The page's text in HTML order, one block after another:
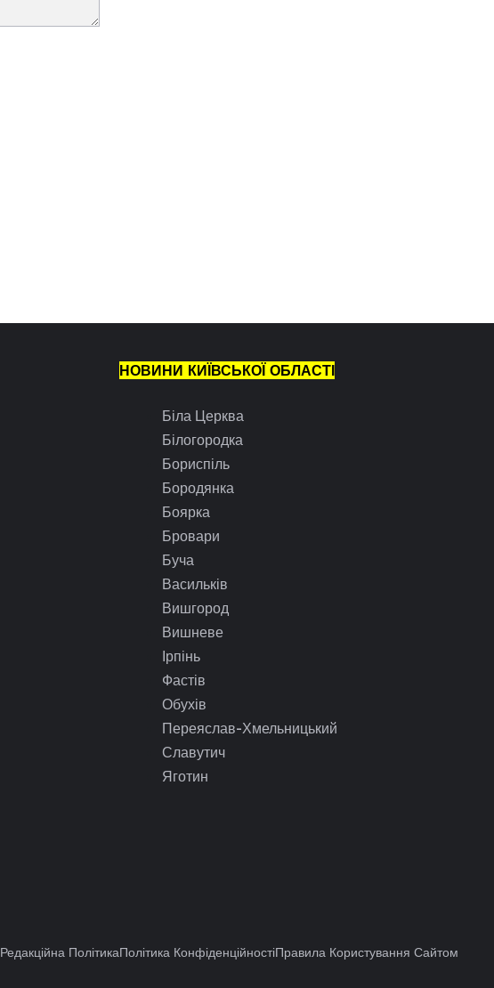
НОВИНИ КИЇВСЬКОЇ ОБЛАСТІ
Біла Церква
Білогородка
Бориспіль
Бородянка
Боярка
Бровари
Буча
Васильків
Вишгород
Вишневе
Ірпінь
Фастів
Обухів
Переяслав-Хмельницький
Славутич
Яготин
Редакційна ПолітикаПолітика КонфіденційностіПравила Користування Сайтом